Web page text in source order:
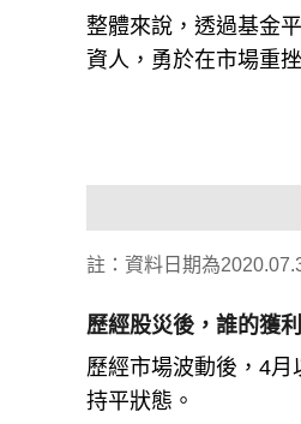
整體來說，透過基金
歷經股災後，誰的獲
歷經市場波動後，4月